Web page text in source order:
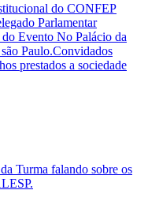
do CONFEP
Parlamentar
Evento No Palácio da
Paulo.Convidados
prestados a sociedade
Turma falando sobre os